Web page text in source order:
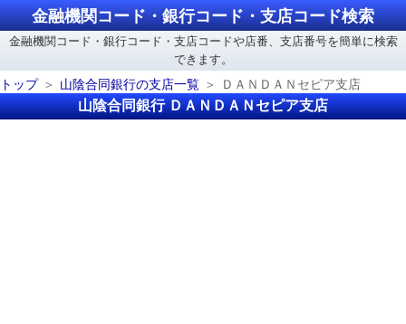
金融機関コード・銀行コード・支店コード検索
金融機関コード・銀行コード・支店コードや店番、支店番号を簡単に検索
できます。
トップ
山陰合同銀行の支店一覧 ＤＡＮＤＡＮセピア支店
山陰合同銀行 ＤＡＮＤＡＮセピア支店